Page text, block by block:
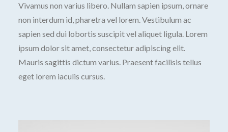
Vivamus non varius libero. Nullam sapien ipsum, ornare
non interdum id, pharetra vel lorem. Vestibulum ac
sapien sed dui lobortis suscipit vel aliquet ligula. Lorem
ipsum dolor sit amet, consectetur adipiscing elit.
Mauris sagittis dictum varius. Praesent facilisis tellus
eget lorem iaculis cursus.